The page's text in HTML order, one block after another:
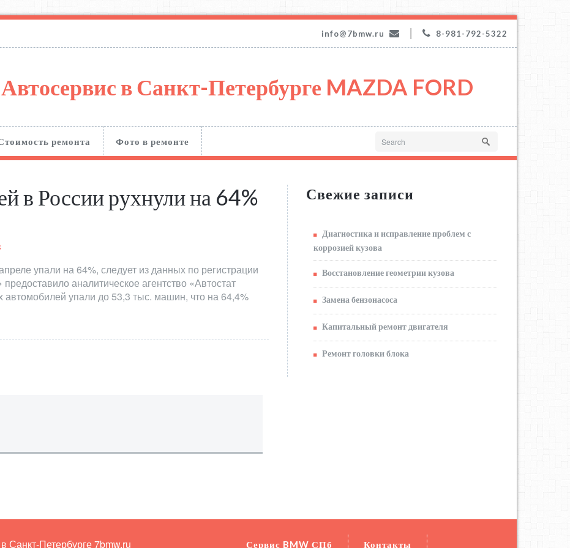
info@7bmw.ru 8-981-792-5322
в Санкт-Петербурге MAZDA FORD
ремонта Фото в ремонте
в России рухнули на 64%
упали на 64%, следует из данных по регистрации
аналитическое агентство «Автостат
упали до 53,3 тыс. машин, что на 64,4%
Свежие записи
Диагностика и исправление проблем с
коррозией кузова
Восстановление геометрии кузова
Замена бензонасоса
Капитальный ремонт двигателя
Ремонт головки блока
Санкт-Петербурге7bmw.ru Сервис BMW СПб Контакты